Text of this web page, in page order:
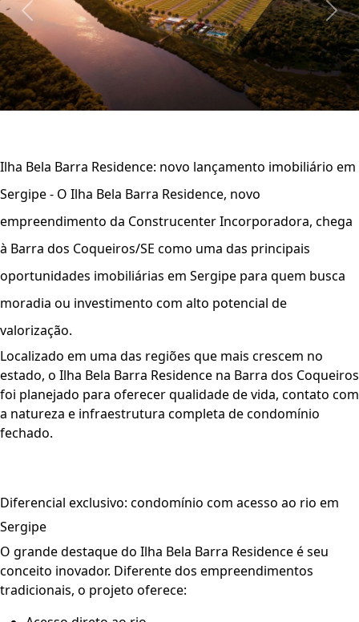
Previous Next
Ilha Bela Barra Residence: novo lançamento imobiliário em
Sergipe - O Ilha Bela Barra Residence, novo
empreendimento da Construcenter Incorporadora, chega
à Barra dos Coqueiros/SE como uma das principais
oportunidades imobiliárias em Sergipe para quem busca
moradia ou investimento com alto potencial de
valorização.
Localizado em uma das regiões que mais crescem no
estado, o Ilha Bela Barra Residence na Barra dos Coqueiros
foi planejado para oferecer qualidade de vida, contato com
a natureza e infraestrutura completa de condomínio
fechado.
Diferencial exclusivo: condomínio com acesso ao rio em
Sergipe
O grande destaque do Ilha Bela Barra Residence é seu
conceito inovador. Diferente dos empreendimentos
tradicionais, o projeto oferece: